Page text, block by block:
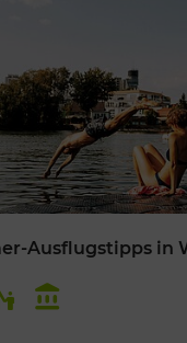
Ausflugstipps in